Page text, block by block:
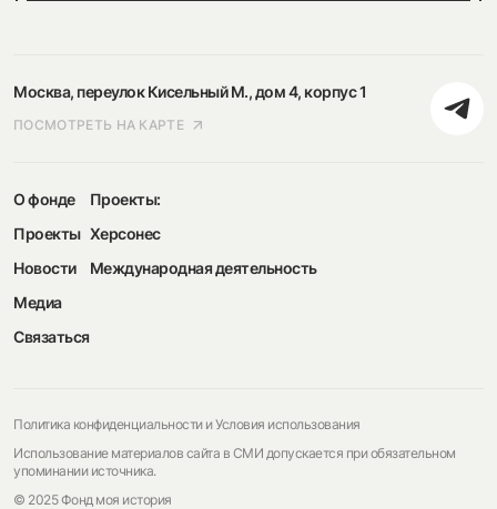
Москва, переулок Кисельный М., дом 4, корпус 1
ПОСМОТРЕТЬ НА КАРТЕ
О фонде
Проекты
Новости
Медиа
Связаться
Проекты:
Херсонес
Международная деятельность
Политика конфиденциальности и Условия использования
Использование материалов сайта в СМИ допускается при обязательном
упоминании источника.
© 2025 Фонд моя история